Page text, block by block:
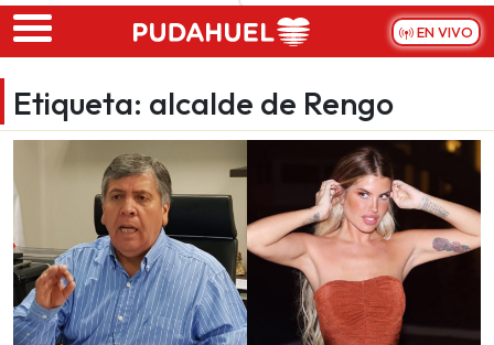
Skip to main content
EN VIVO
Etiqueta: alcalde de Rengo